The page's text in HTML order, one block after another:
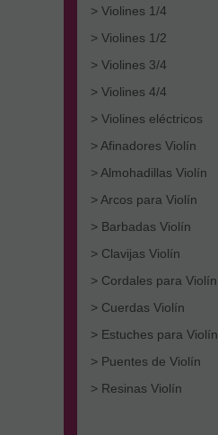
> Violines 1/4
> Violines 1/2
> Violines 3/4
> Violines 4/4
> Violines eléctricos
> Afinadores Violín
> Almohadillas Violín
> Arcos para Violín
> Barbadas Violín
> Clavijas Violín
> Cordales para Violín
> Cuerdas Violín
> Estuches para Violín
> Puentes de Violín
> Resinas Violín